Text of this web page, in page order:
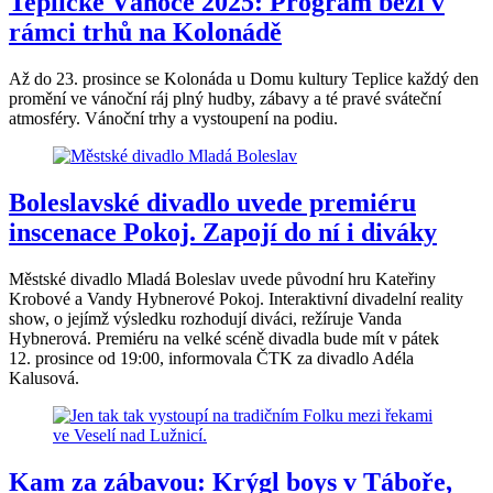
rámci trhů na Kolonádě
Až do 23. prosince se Kolonáda u Domu kultury Teplice každý den
promění ve vánoční ráj plný hudby, zábavy a té pravé sváteční
atmosféry. Vánoční trhy a vystoupení na podiu.
Boleslavské divadlo uvede premiéru
inscenace Pokoj. Zapojí do ní i diváky
Městské divadlo Mladá Boleslav uvede původní hru Kateřiny
Krobové a Vandy Hybnerové Pokoj. Interaktivní divadelní reality
show, o jejímž výsledku rozhodují diváci, režíruje Vanda
Hybnerová. Premiéru na velké scéně divadla bude mít v pátek
12. prosince od 19:00, informovala ČTK za divadlo Adéla
Kalusová.
Kam za zábavou: Krýgl boys v Táboře,